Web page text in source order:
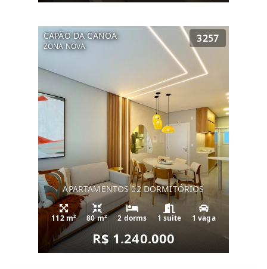
CAPÃO DA CANOA
ZONA NOVA
3257
APARTAMENTOS 02 DORMITÓRIOS
112 m² 80 m² 2 dorms 1 suíte 1 vaga
R$ 1.240.000